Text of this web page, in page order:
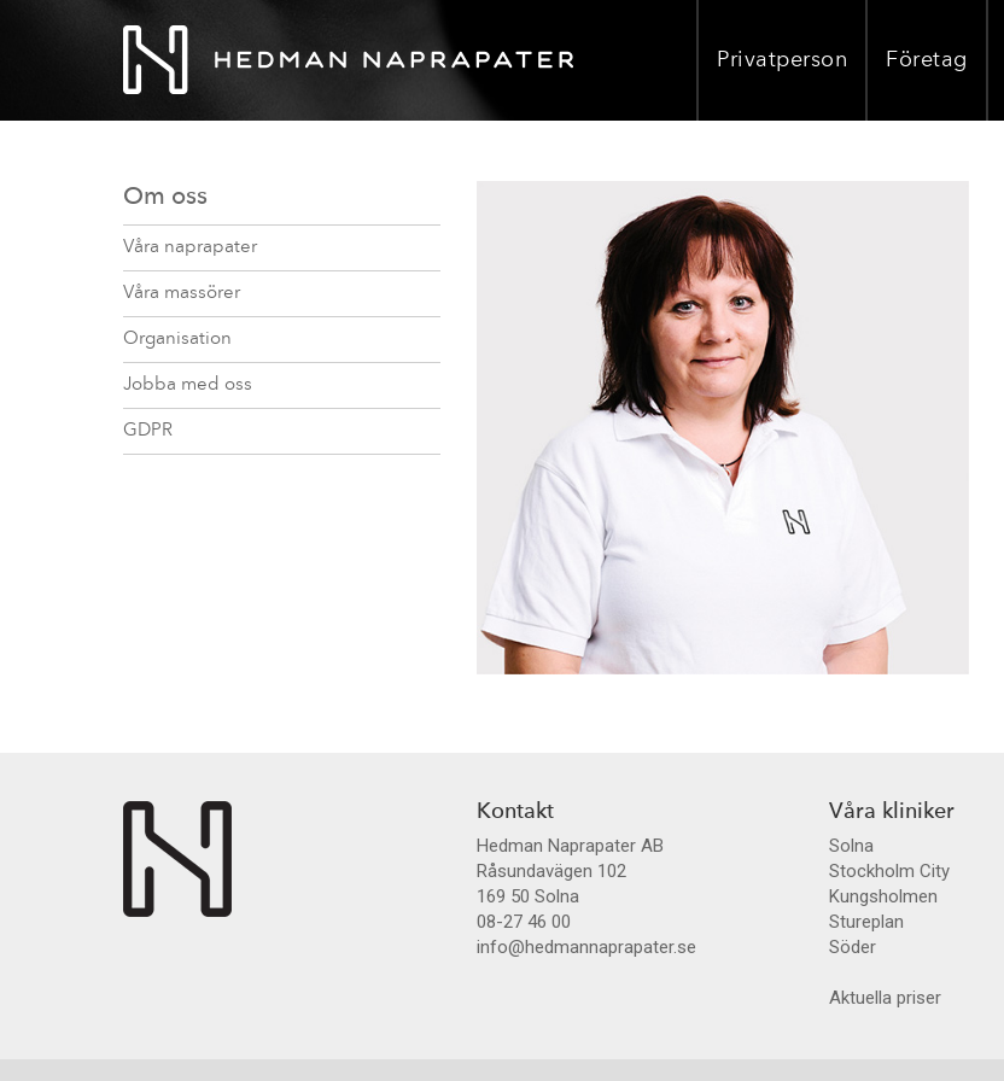
Privatperson Företag
Om oss
Våra naprapater
Våra massörer
Organisation
Jobba med oss
GDPR
Kontakt
Hedman Naprapater AB
Råsundavägen 102
169 50 Solna
08-27 46 00
info@hedmannaprapater.se
Våra kliniker
Solna
Stockholm City
Kungsholmen
Stureplan
Söder
Aktuella priser